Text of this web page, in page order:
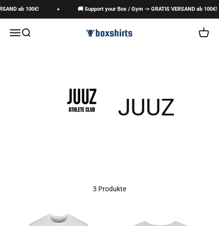
Zum Inhalt springen
ab 100€! 🚚 Support your Box / Gym -> GRATIS VERSAND ab 100€!
Navigationsmenü öffnen
Suche öffnen boxshirts
3 Produkte